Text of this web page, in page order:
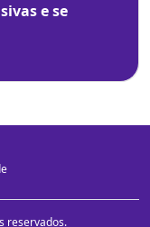
e se
reservados.